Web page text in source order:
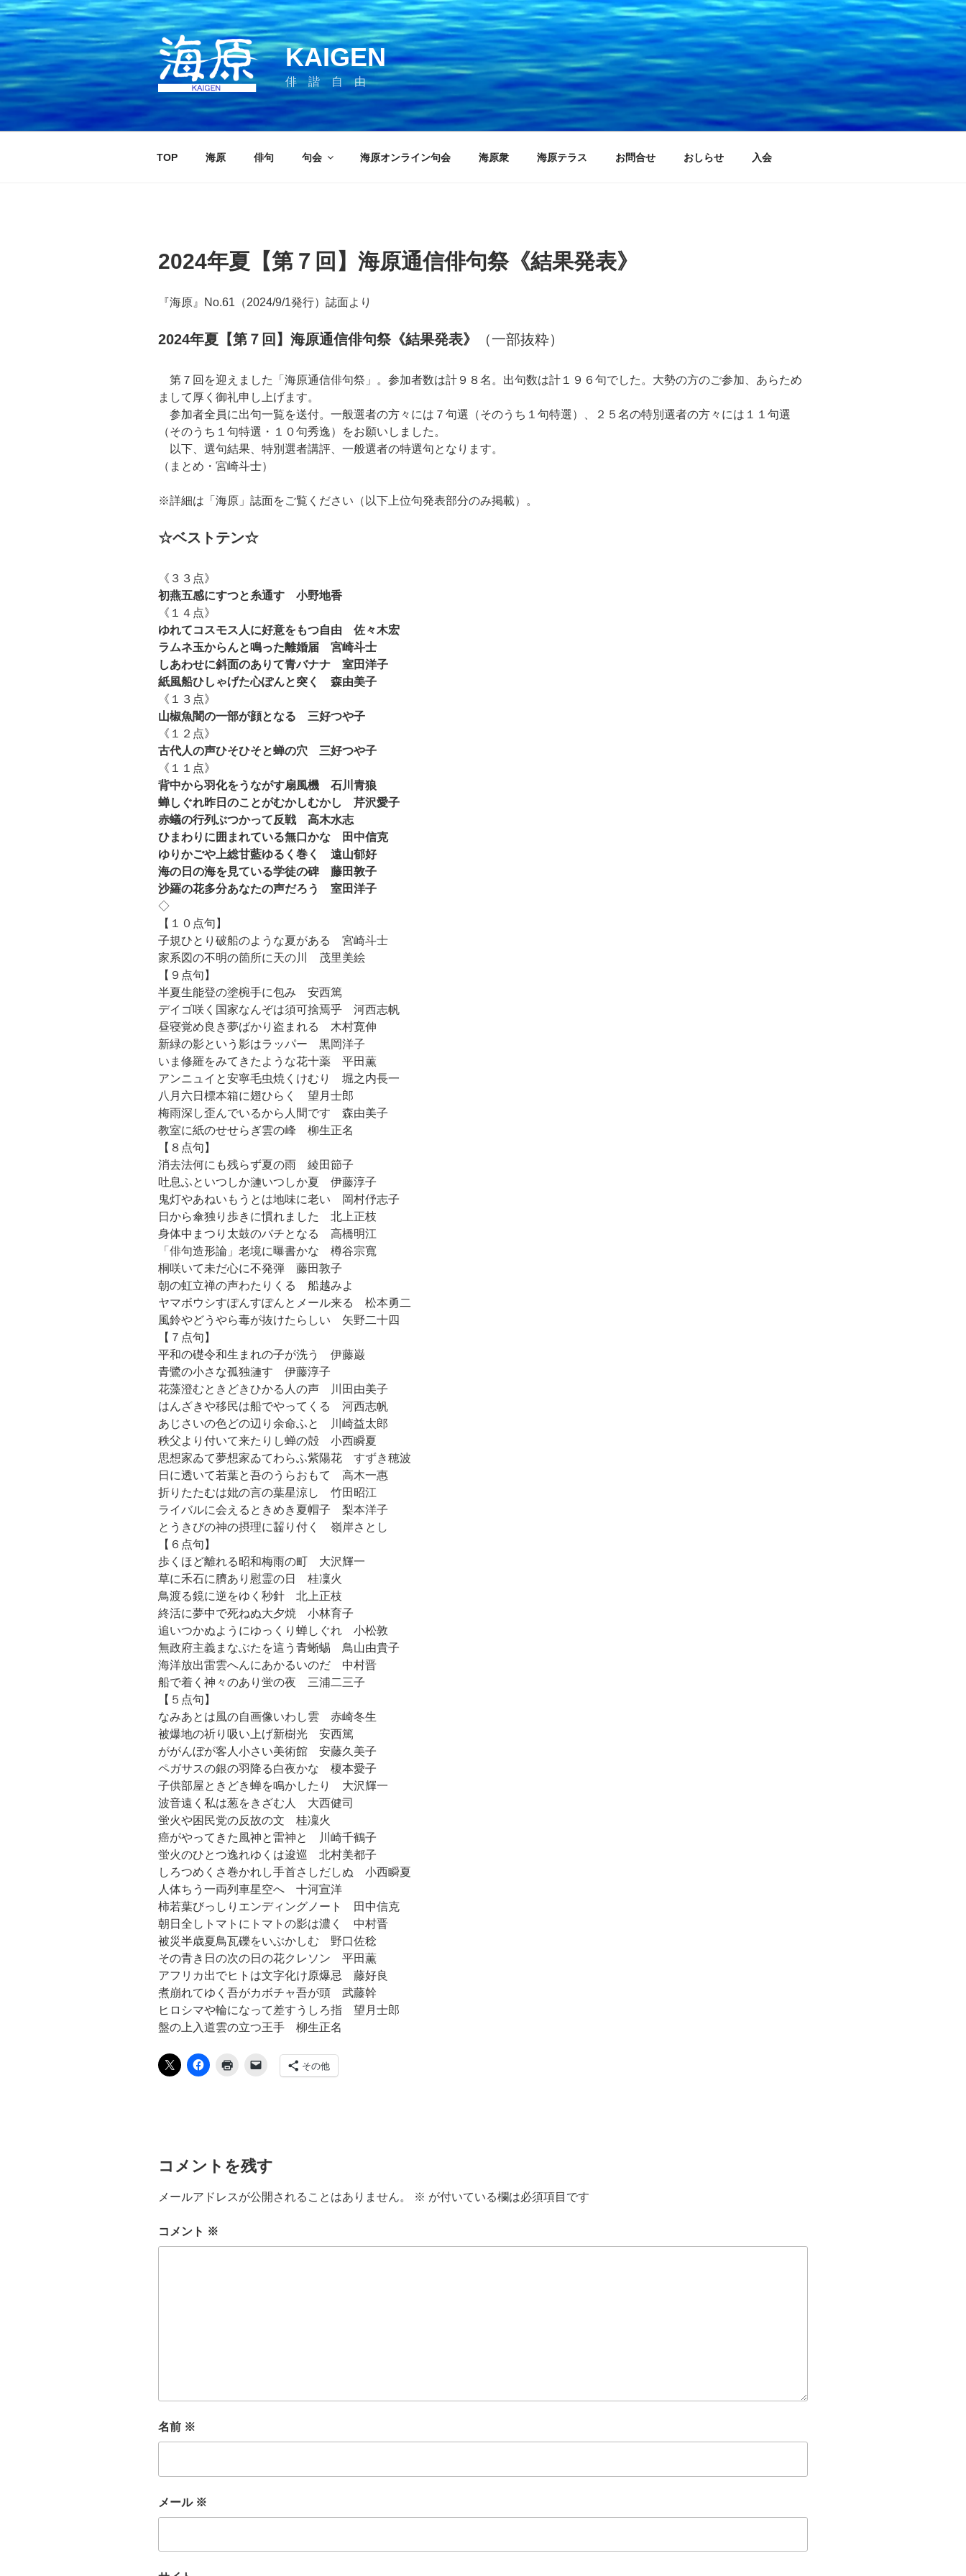
コ
ン
テ
ン
ツ
ス
キ
KAIGEN
俳 諧 自 由
TOP 海原 俳句 句会 海原オンライン句会 海原衆 海原テラス お問合せ おしらせ 入会
2024年夏【第７回】海原通信俳句祭《結果発表》
『海原』No.61（2024/9/1発行）誌面より
2024年夏【第７回】海原通信俳句祭《結果発表》 （一部抜粋）
第７回を迎えました「海原通信俳句祭」。参加者数は計９８名。出句数は計１９６句でした。大勢の方のご参加、あらため
まして厚く御礼申し上げます。
参加者全員に出句一覧を送付。一般選者の方々には７句選（そのうち１句特選）、２５名の特別選者の方々には１１句選
（そのうち１句特選・１０句秀逸）をお願いしました。
以下、選句結果、特別選者講評、一般選者の特選句となります。
（まとめ・宮崎斗士）
※詳細は「海原」誌面をご覧ください（以下上位句発表部分のみ掲載）。
☆ベストテン☆
《３３点》
初燕五感にすつと糸通す 小野地香
《１４点》
ゆれてコスモス人に好意をもつ自由 佐々木宏
ラムネ玉からんと鳴った離婚届 宮崎斗士
しあわせに斜面のありて青バナナ 室田洋子
紙風船ひしゃげた心ぽんと突く 森由美子
《１３点》
山椒魚闇の一部が顔となる 三好つや子
《１２点》
古代人の声ひそひそと蝉の穴 三好つや子
《１１点》
背中から羽化をうながす扇風機 石川青狼
蝉しぐれ昨日のことがむかしむかし 芹沢愛子
赤蟻の行列ぶつかって反戦 高木水志
ひまわりに囲まれている無口かな 田中信克
ゆりかごや上総甘藍ゆるく巻く 遠山郁好
海の日の海を見ている学徒の碑 藤田敦子
沙羅の花多分あなたの声だろう 室田洋子
◇
【１０点句】
子規ひとり破船のような夏がある 宮崎斗士
家系図の不明の箇所に天の川 茂里美絵
【９点句】
半夏生能登の塗椀手に包み 安西篤
デイゴ咲く国家なんぞは須可捨焉乎 河西志帆
昼寝覚め良き夢ばかり盗まれる 木村寛伸
新緑の影という影はラッパー 黒岡洋子
いま修羅をみてきたような花十薬 平田薫
アンニュイと安寧毛虫焼くけむり 堀之内長一
八月六日標本箱に翅ひらく 望月士郎
梅雨深し歪んでいるから人間です 森由美子
教室に紙のせせらぎ雲の峰 柳生正名
【８点句】
消去法何にも残らず夏の雨 綾田節子
吐息ふといつしか漣いつしか夏 伊藤淳子
鬼灯やあねいもうとは地味に老い 岡村伃志子
日から傘独り歩きに慣れました 北上正枝
身体中まつり太鼓のバチとなる 高橋明江
「俳句造形論」老境に曝書かな 樽谷宗寬
桐咲いて未だ心に不発弾 藤田敦子
朝の虹立禅の声わたりくる 船越みよ
ヤマボウシすぽんすぽんとメール来る 松本勇二
風鈴やどうやら毒が抜けたらしい 矢野二十四
【７点句】
平和の礎令和生まれの子が洗う 伊藤巌
青鷺の小さな孤独漣す 伊藤淳子
花藻澄むときどきひかる人の声 川田由美子
はんざきや移民は船でやってくる 河西志帆
あじさいの色どの辺り余命ふと 川崎益太郎
秩父より付いて来たりし蝉の殻 小西瞬夏
思想家ゐて夢想家ゐてわらふ紫陽花 すずき穂波
日に透いて若葉と吾のうらおもて 高木一惠
折りたたむは妣の言の葉星涼し 竹田昭江
ライバルに会えるときめき夏帽子 梨本洋子
とうきびの神の摂理に齧り付く 嶺岸さとし
【６点句】
歩くほど離れる昭和梅雨の町 大沢輝一
草に禾石に臍あり慰霊の日 桂凜火
鳥渡る鏡に逆をゆく秒針 北上正枝
終活に夢中で死ねぬ大夕焼 小林育子
追いつかぬようにゆっくり蝉しぐれ 小松敦
無政府主義まなぶたを這う青蜥蜴 鳥山由貴子
海洋放出雷雲へんにあかるいのだ 中村晋
船で着く神々のあり蛍の夜 三浦二三子
【５点句】
なみあとは風の自画像いわし雲 赤崎冬生
被爆地の祈り吸い上げ新樹光 安西篤
ががんぼが客人小さい美術館 安藤久美子
ペガサスの銀の羽降る白夜かな 榎本愛子
子供部屋ときどき蝉を鳴かしたり 大沢輝一
波音遠く私は葱をきざむ人 大西健司
蛍火や困民党の反故の文 桂凜火
癌がやってきた風神と雷神と 川崎千鶴子
蛍火のひとつ逸れゆくは逡巡 北村美都子
しろつめくさ巻かれし手首さしだしぬ 小西瞬夏
人体ちう一両列車星空へ 十河宣洋
柿若葉びっしりエンディングノート 田中信克
朝日全しトマトにトマトの影は濃く 中村晋
被災半歳夏鳥瓦礫をいぶかしむ 野口佐稔
その青き日の次の日の花クレソン 平田薫
アフリカ出でヒトは文字化け原爆忌 藤好良
煮崩れてゆく吾がカボチャ吾が頭 武藤幹
ヒロシマや輪になって差すうしろ指 望月士郎
盤の上入道雲の立つ王手 柳生正名
その他
コメントを残す
メールアドレスが公開されることはありません。 ※ が付いている欄は必須項目です
コメント ※
名前 ※
メール ※